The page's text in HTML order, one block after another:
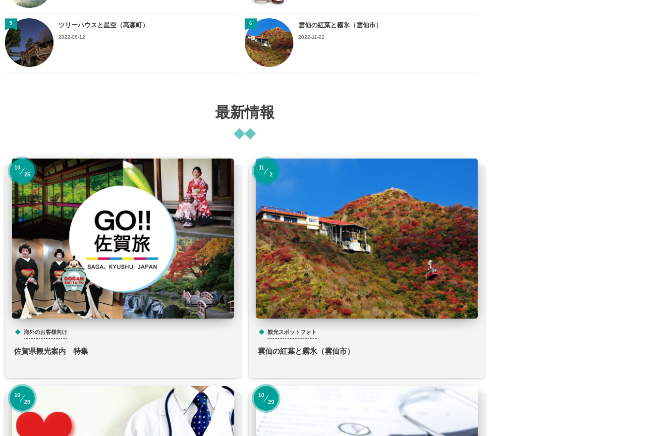
ツリーハウスと星空（高森町）​
2022-08-12
5 雲仙の紅葉と霧氷（雲仙市）
2022-11-02
6
最新情報
海外のお客様向け
佐賀県観光案内 特集
10
25
観光スポットフォト
雲仙の紅葉と霧氷（雲仙市）
11
2
10
29
10
29